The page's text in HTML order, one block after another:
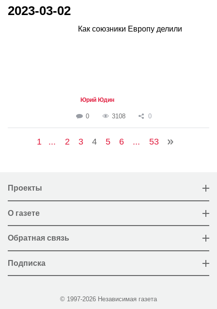
2023-03-02
Как союзники Европу делили
Юрий Юдин
0 3108 0
1 ... 2 3 4 5 6 ... 53
Проекты
О газете
Обратная связь
Подписка
© 1997-2026 Независимая газета